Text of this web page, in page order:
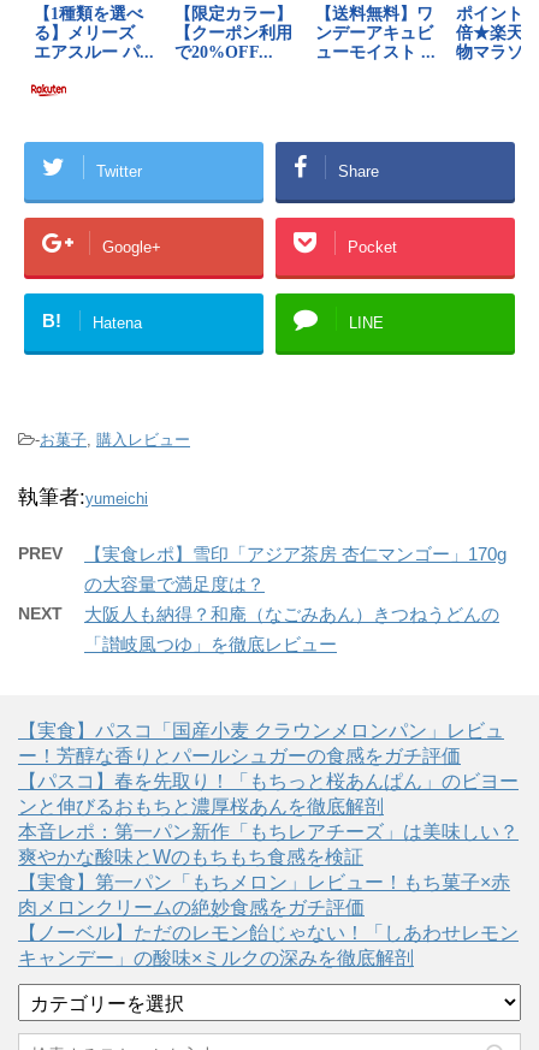
Twitter Share
Google+ Pocket
B! Hatena LINE
-お菓子, 購入レビュー
執筆者:yumeichi
PREV
【実食レポ】雪印「アジア茶房 杏仁マンゴー」170g
の大容量で満足度は？
NEXT
大阪人も納得？和庵（なごみあん）きつねうどんの
「讃岐風つゆ」を徹底レビュー
【実食】パスコ「国産小麦 クラウンメロンパン」レビュ
ー！芳醇な香りとパールシュガーの食感をガチ評価
【パスコ】春を先取り！「もちっと桜あんぱん」のビヨー
ンと伸びるおもちと濃厚桜あんを徹底解剖
本音レポ：第一パン新作「もちレアチーズ」は美味しい？
爽やかな酸味とWのもちもち食感を検証
【実食】第一パン「もちメロン」レビュー！もち菓子×赤
肉メロンクリームの絶妙食感をガチ評価
【ノーベル】ただのレモン飴じゃない！「しあわせレモン
キャンデー」の酸味×ミルクの深みを徹底解剖
テ
ゴ